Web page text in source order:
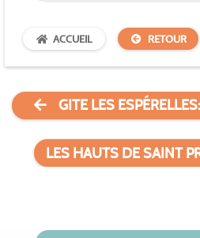
ACCUEIL RETOUR
GITE LES
LES HAUTS DE SAINT